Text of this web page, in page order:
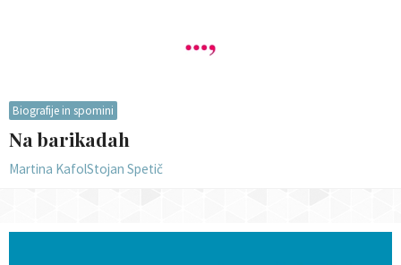
Biografije in spomini
Na barikadah
Martina KafolStojan Spetič